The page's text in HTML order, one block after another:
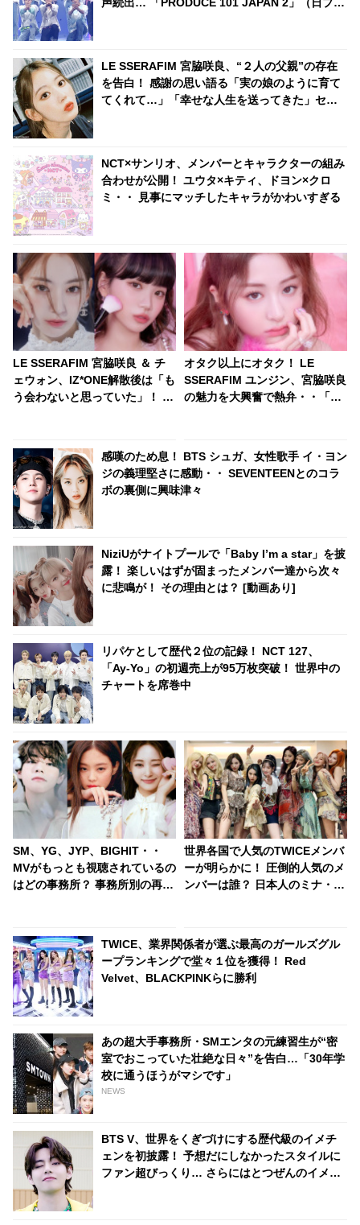
声続出… 「PRODUCE 101 JAPAN 2」（日プ
LE SSERAFIM 宮脇咲良、“２人の父親”の存在
を告白！ 感謝の思い語る「実の娘のように育て
てくれて…」「幸せな人生を送ってきた」セン
NCT×サンリオ、メンバーとキャラクターの組み
合わせが公開！ ユウタ×キティ、ドヨン×クロ
ミ・・ 見事にマッチしたキャラがかわいすぎる
LE SSERAFIM 宮脇咲良 ＆ チ
ェウォン、IZ*ONE解散後は「も
う会わないと思っていた」！ 運
心境を告白
オタク以上にオタク！ LE
SSERAFIM ユンジン、宮脇咲良
の魅力を大興奮で熱弁・・「な
感嘆のため息！ BTS シュガ、女性歌手 イ・ヨン
ジの義理堅さに感動・・ SEVENTEENとのコラ
ボの裏側に興味津々
NiziUがナイトプールで「Baby I’m a star」を披
露！ 楽しいはずが固まったメンバー達から次々
に悲鳴が！ その理由とは？ [動画あり]
リパケとして歴代２位の記録！ NCT 127、
「Ay-Yo」の初週売上が95万枚突破！ 世界中の
チャートを席巻中
SM、YG、JYP、BIGHIT・・
MVがもっとも視聴されているの
はどの事務所？ 事務所別の再生
おさえて堂々の１位に輝いたの
は？
世界各国で人気のTWICEメンバ
ーが明らかに！ 圧倒的人気のメ
ンバーは誰？ 日本人のミナ・サ
TWICE、業界関係者が選ぶ最高のガールズグル
ープランキングで堂々１位を獲得！ Red
Velvet、BLACKPINKらに勝利
あの超大手事務所・SMエンタの元練習生が“密
室でおこっていた壮絶な日々”を告白…「30年学
校に通うほうがマシです」
NEWS
BTS V、世界をくぎづけにする歴代級のイメチ
ェンを初披露！ 予想だにしなかったスタイルに
ファン超びっくり… さらにはとつぜんのイメチ